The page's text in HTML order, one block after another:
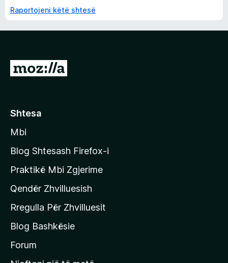
Raportojeni këtë shtesë
S
o
i
t
f
a
q
a
h
y
Shtesa
Mbi
Blog Shtesash Firefox-i
Praktikë Mbi Zgjerime
Qendër Zhvilluesish
Rregulla Për Zhvilluesit
Blog Bashkësie
Forum